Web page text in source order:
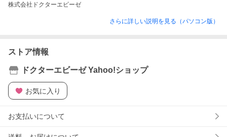
株式会社ドクターエビーゼ
さらに詳しい説明を見る（パソコン版）
ストア情報
ドクターエビーゼ Yahoo!ショップ
お気に入り
お支払いについて